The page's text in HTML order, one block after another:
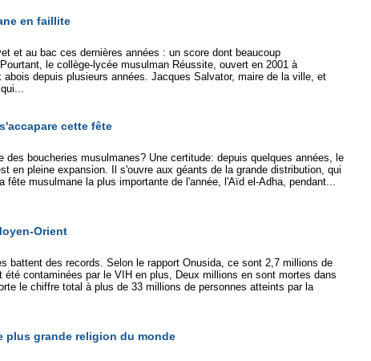
en faillite
et au bac ces dernières années : un score dont beaucoup
le collège-lycée musulman Réussite, ouvert en 2001 à
depuis plusieurs années. Jacques Salvator, maire de la ville, et
cette fête
des boucheries musulmanes? Une certitude: depuis quelques années, le
en pleine expansion. Il s'ouvre aux géants de la grande distribution, qui
fête musulmane la plus importante de l'année, l'Aïd el-Adha, pendant...
Orient
battent des records. Selon le rapport Onusida, ce sont 2,7 millions de
été contaminées par le VIH en plus, Deux millions en sont mortes dans
le chiffre total à plus de 33 millions de personnes atteints par la
plus grande religion du monde